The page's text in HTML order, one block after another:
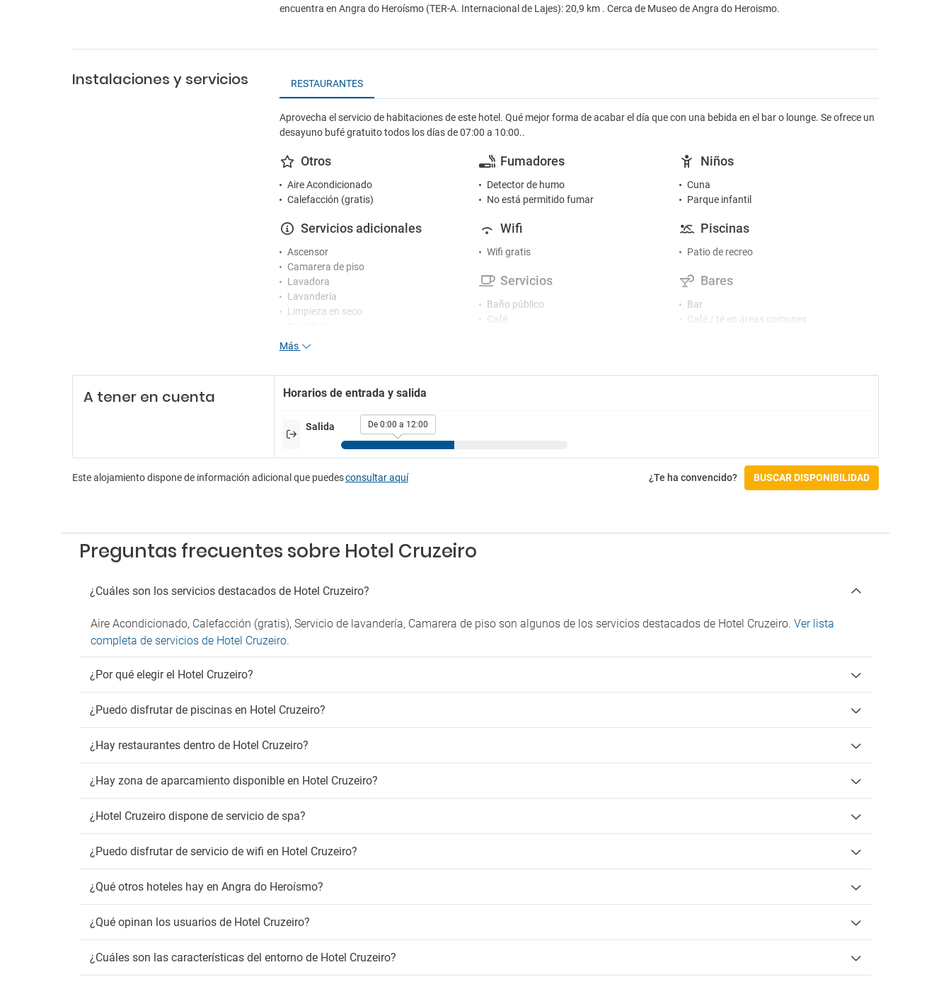
encuentra en Angra do Heroísmo (TER-A. Internacional de Lajes): 20,9 km . Cerca de Museo de Angra do Heroismo.
Instalaciones y servicios RESTAURANTES
Aprovecha el servicio de habitaciones de este hotel. Qué mejor forma de acabar el día que con una bebida en el bar o lounge. Se ofrece un
desayuno bufé gratuito todos los días de 07:00 a 10:00..
Otros
Aire Acondicionado
Calefacción (gratis)
Servicios adicionales
Ascensor
Camarera de piso
Lavadora
Lavandería
Limpieza en seco
Servicio de lavandería
Personal Multiidioma
Entretenimiento
Tiendas en el hotel
Fumadores
Detector de humo
No está permitido fumar
Wifi
Wifi gratis
Servicios
Baño público
Café
Guardaequipaje
Niños
Cuna
Parque infantil
Piscinas
Patio de recreo
Bares
Bar
Café / té en áreas comunes
Más
A tener en cuenta Horarios de entrada y salida
Salida De 0:00 a 12:00
Este alojamiento dispone de información adicional que puedesconsultar aquí ¿Te ha convencido? BUSCAR DISPONIBILIDAD
Preguntas frecuentes sobre Hotel Cruzeiro
¿Cuáles son los servicios destacados de Hotel Cruzeiro?
Aire Acondicionado, Calefacción (gratis), Servicio de lavandería, Camarera de piso son algunos de los servicios destacados de Hotel Cruzeiro. Ver lista
completa de servicios de Hotel Cruzeiro.
¿Por qué elegir el Hotel Cruzeiro?
¿Puedo disfrutar de piscinas en Hotel Cruzeiro?
¿Hay restaurantes dentro de Hotel Cruzeiro?
¿Hay zona de aparcamiento disponible en Hotel Cruzeiro?
¿Hotel Cruzeiro dispone de servicio de spa?
¿Puedo disfrutar de servicio de wifi en Hotel Cruzeiro?
¿Qué otros hoteles hay en Angra do Heroísmo?
¿Qué opinan los usuarios de Hotel Cruzeiro?
¿Cuáles son las características del entorno de Hotel Cruzeiro?